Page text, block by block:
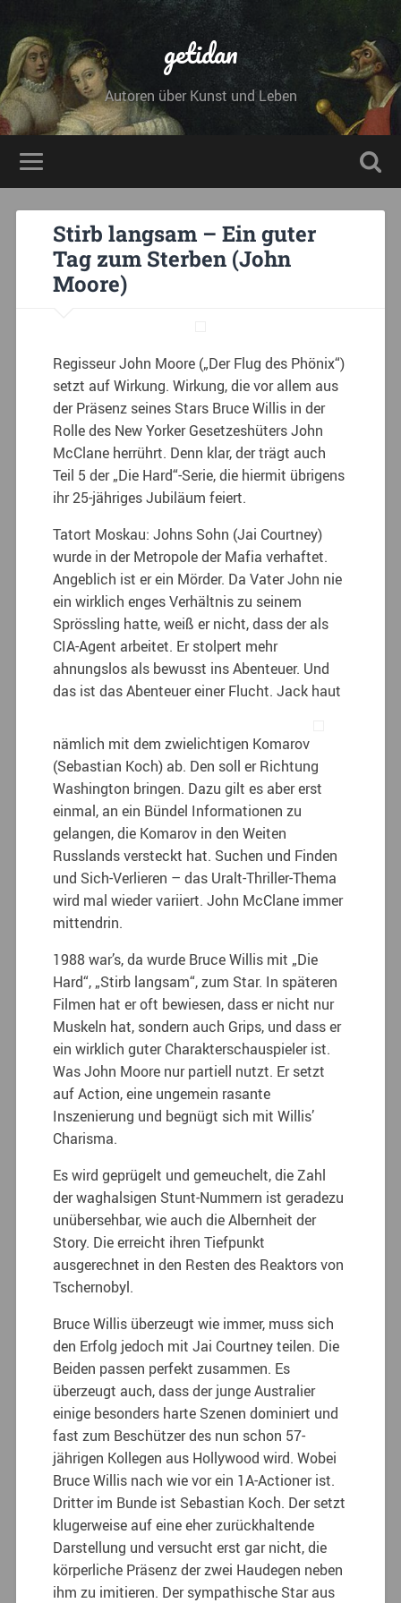
getidan
Autoren über Kunst und Leben
Stirb langsam – Ein guter
Tag zum Sterben (John
Moore)
Regisseur John Moore („Der Flug des Phönix“)
setzt auf Wirkung. Wirkung, die vor allem aus
der Präsenz seines Stars Bruce Willis in der
Rolle des New Yorker Gesetzeshüters John
McClane herrührt. Denn klar, der trägt auch
Teil 5 der „Die Hard“-Serie, die hiermit übrigens
ihr 25-jähriges Jubiläum feiert.
Tatort Moskau: Johns Sohn (Jai Courtney)
wurde in der Metropole der Mafia verhaftet.
Angeblich ist er ein Mörder. Da Vater John nie
ein wirklich enges Verhältnis zu seinem
Sprössling hatte, weiß er nicht, dass der als
CIA-Agent arbeitet. Er stolpert mehr
ahnungslos als bewusst ins Abenteuer. Und
das ist das Abenteuer einer Flucht. Jack haut
nämlich mit dem zwielichtigen Komarov
(Sebastian Koch) ab. Den soll er Richtung
Washington bringen. Dazu gilt es aber erst
einmal, an ein Bündel Informationen zu
gelangen, die Komarov in den Weiten
Russlands versteckt hat. Suchen und Finden
und Sich-Verlieren – das Uralt-Thriller-Thema
wird mal wieder variiert. John McClane immer
mittendrin.
1988 war’s, da wurde Bruce Willis mit „Die
Hard“, „Stirb langsam“, zum Star. In späteren
Filmen hat er oft bewiesen, dass er nicht nur
Muskeln hat, sondern auch Grips, und dass er
ein wirklich guter Charakterschauspieler ist.
Was John Moore nur partiell nutzt. Er setzt
auf Action, eine ungemein rasante
Inszenierung und begnügt sich mit Willis’
Charisma.
Es wird geprügelt und gemeuchelt, die Zahl
der waghalsigen Stunt-Nummern ist geradezu
unübersehbar, wie auch die Albernheit der
Story. Die erreicht ihren Tiefpunkt
ausgerechnet in den Resten des Reaktors von
Tschernobyl.
Bruce Willis überzeugt wie immer, muss sich
den Erfolg jedoch mit Jai Courtney teilen. Die
Beiden passen perfekt zusammen. Es
überzeugt auch, dass der junge Australier
einige besonders harte Szenen dominiert und
fast zum Beschützer des nun schon 57-
jährigen Kollegen aus Hollywood wird. Wobei
Bruce Willis nach wie vor ein 1A-Actioner ist.
Dritter im Bunde ist Sebastian Koch. Der setzt
klugerweise auf eine eher zurückhaltende
Darstellung und versucht erst gar nicht, die
körperliche Präsenz der zwei Haudegen neben
ihm zu imitieren. Der sympathische Star aus